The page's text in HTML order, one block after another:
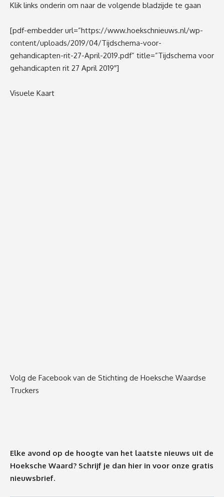
Klik links onderin om naar de volgende bladzijde te gaan
[pdf-embedder url=”https://www.hoekschnieuws.nl/wp-
content/uploads/2019/04/Tijdschema-voor-
gehandicapten-rit-27-April-2019.pdf” title=”Tijdschema voor
gehandicapten rit 27 April 2019″]
Visuele Kaart
Volg de Facebook van de Stichting de Hoeksche Waardse
Truckers
Elke avond op de hoogte van het laatste nieuws uit de
Hoeksche Waard? Schrijf je dan hier in voor onze gratis
nieuwsbrief.